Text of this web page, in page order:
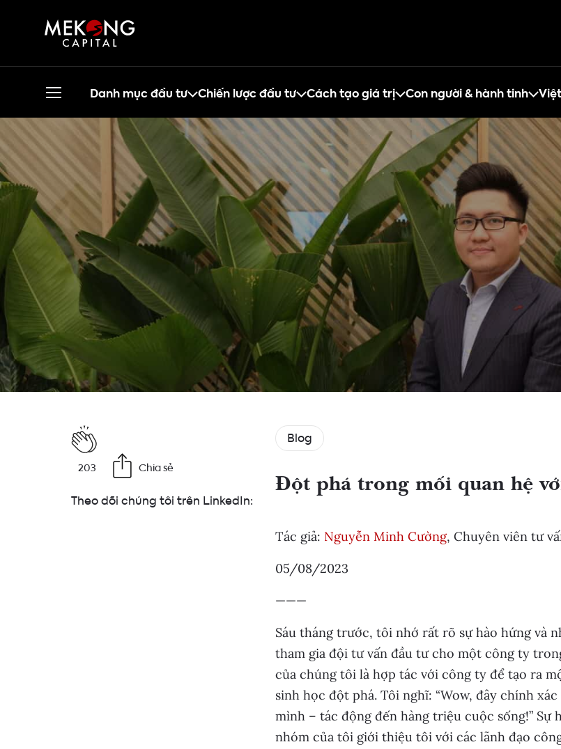
Danh mục đầu tư Chiến lược đầu tư Cách tạo giá trị Con người & hành tinh
203 Chia sẻ
Theo dõi chúng tôi trên LinkedIn:
Blog
Đột phá trong mối quan hệ
Tác giả: Nguyễn Minh Cường, Chuyên viên tư
05/08/2023
———
Sáu tháng trước, tôi nhớ rất rõ sự hào hứng và
tham gia đội tư vấn đầu tư cho một công ty
của chúng tôi là hợp tác với công ty để tạo ra
sinh học đột phá. Tôi nghĩ: “Wow, đây chính
mình – tác động đến hàng triệu cuộc sống!” Sự
nhóm của tôi giới thiệu tôi với các lãnh đạo